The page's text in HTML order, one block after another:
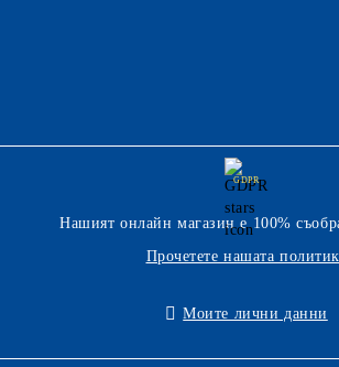
GDPR
Нашият онлайн магазин е 100%
Прочетете нашата
Моите лични данни